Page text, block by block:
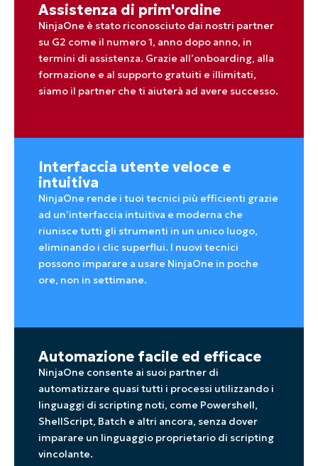
Assistenza di prim'ordine
NinjaOne è stato riconosciuto dai nostri partner
su G2 come il numero 1, anno dopo anno, in
termini di assistenza. Grazie all’onboarding, alla
formazione e al supporto gratuiti e illimitati,
siamo il partner che ti aiuterà ad avere successo.
Interfaccia utente veloce e
intuitiva
NinjaOne rende i tuoi tecnici più efficienti grazie
ad un’interfaccia intuitiva e moderna che
riunisce tutti gli strumenti in un unico luogo,
eliminando i clic superflui. I nuovi tecnici
possono imparare a usare NinjaOne in poche
ore, non in settimane.
Automazione facile ed efficace
NinjaOne consente ai suoi partner di
automatizzare quasi tutti i processi utilizzando i
linguaggi di scripting noti, come Powershell,
ShellScript, Batch e altri ancora, senza dover
imparare un linguaggio proprietario di scripting
vincolante.